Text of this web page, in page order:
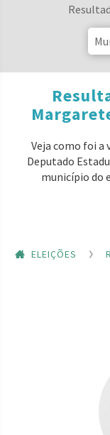
Veja como foi a
Deputado
município do
ELEIÇÕES